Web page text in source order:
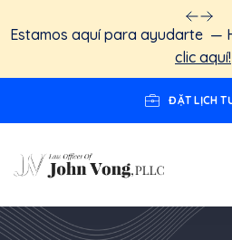
Estamos aquí para ayudarte —
clic aquí!
ĐẶT LỊCH